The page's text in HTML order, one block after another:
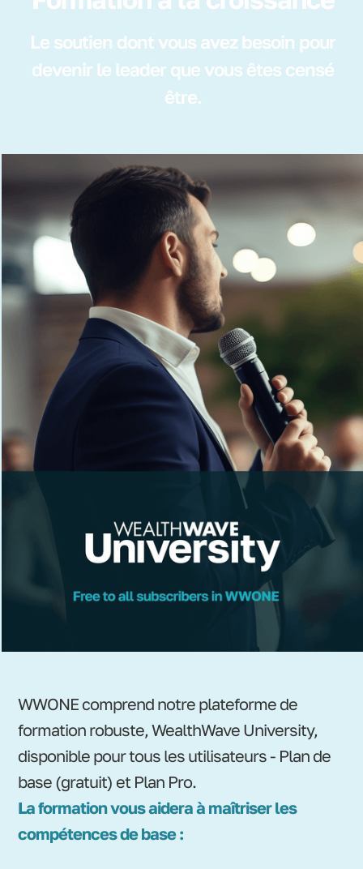
Le soutien dont vous avez besoin pour
devenir le leader que vous êtes censé
être.
WWONE comprend notre plateforme de
formation robuste, WealthWave University,
disponible pour tous les utilisateurs - Plan de
base (gratuit) et Plan Pro.
La formation vous aidera à maîtriser les
compétences de base :